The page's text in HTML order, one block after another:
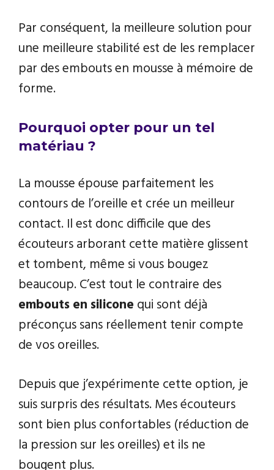
Par conséquent, la meilleure solution pour
une meilleure stabilité est de les remplacer
par des embouts en mousse à mémoire de
forme.
Pourquoi opter pour un tel
matériau ?
La mousse épouse parfaitement les
contours de l’oreille et crée un meilleur
contact. Il est donc difficile que des
écouteurs arborant cette matière glissent
et tombent, même si vous bougez
beaucoup. C’est tout le contraire des
embouts en silicone qui sont déjà
préconçus sans réellement tenir compte
de vos oreilles.
Depuis que j’expérimente cette option, je
suis surpris des résultats. Mes écouteurs
sont bien plus confortables (réduction de
la pression sur les oreilles) et ils ne
bougent plus.